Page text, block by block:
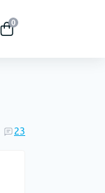
0
23